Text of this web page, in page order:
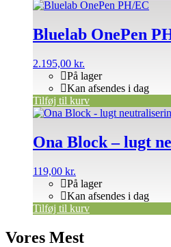
Bluelab OnePen
2.195,00 kr.
På lager
Kan afsendes i dag
Tilføj til kurv
Ona Block – lugt
119,00 kr.
På lager
Kan afsendes i dag
Tilføj til kurv
Vores Mest